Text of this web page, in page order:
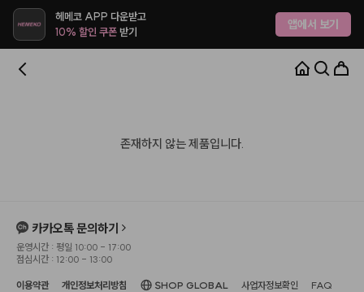
헤메코 APP 다운받고
10% 할인 쿠폰받기 앱에서 보기
존재하지 않는 제품입니다.
카카오톡 문의하기
운영시간 : 평일 10:00 - 17:00
점심시간 : 12:00 - 13:00
이용약관 개인정보처리방침 SHOP GLOBAL 사업자정보확인 FAQ